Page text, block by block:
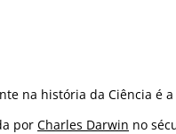
na história da Ciência é
por Charles Darwin no